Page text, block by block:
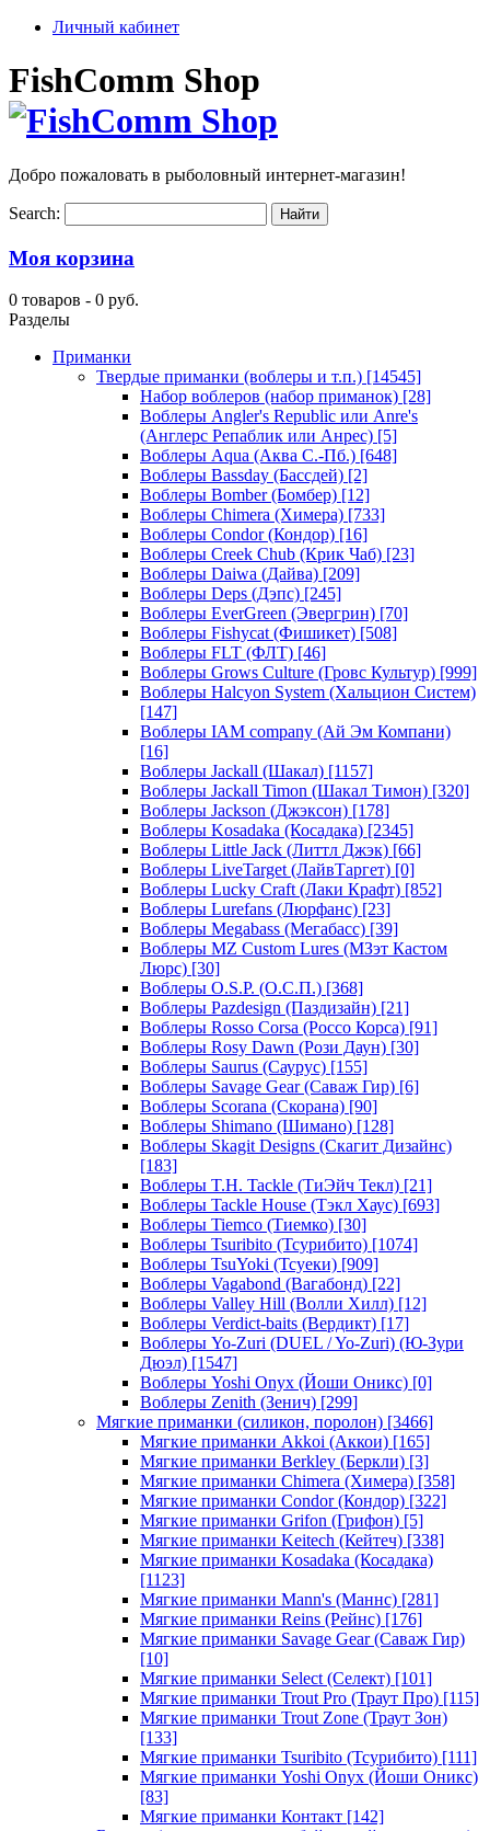
Личный кабинет
FishComm Shop
Добро пожаловать в рыболовный интернет-магазин!
Search:
Моя корзина
0 товаров - 0 руб.
Разделы
Приманки
Твердые приманки (воблеры и т.п.) [14545]
Набор воблеров (набор приманок) [28]
Воблеры Angler's Republic или Anre's
(Англерс Репаблик или Анрес) [5]
Воблеры Aqua (Аква С.-Пб.) [648]
Воблеры Bassday (Бассдей) [2]
Воблеры Bomber (Бомбер) [12]
Воблеры Chimera (Химера) [733]
Воблеры Condor (Кондор) [16]
Воблеры Creek Chub (Крик Чаб) [23]
Воблеры Daiwa (Дайва) [209]
Воблеры Deps (Дэпс) [245]
Воблеры EverGreen (Эвергрин) [70]
Воблеры Fishycat (Фишикет) [508]
Воблеры FLT (ФЛТ) [46]
Воблеры Grows Culture (Гровс Культур) [999]
Воблеры Halcyon System (Хальцион Систем)
[147]
Воблеры IAM company (Ай Эм Компани)
[16]
Воблеры Jackall (Шакал) [1157]
Воблеры Jackall Timon (Шакал Тимон) [320]
Воблеры Jackson (Джэксон) [178]
Воблеры Kosadaka (Косадака) [2345]
Воблеры Little Jack (Литтл Джэк) [66]
Воблеры LiveTarget (ЛайвТаргет) [0]
Воблеры Lucky Craft (Лаки Крафт) [852]
Воблеры Lurefans (Люрфанс) [23]
Воблеры Megabass (Мегабасс) [39]
Воблеры MZ Custom Lures (МЗэт Кастом
Люрс) [30]
Воблеры O.S.P. (О.С.П.) [368]
Воблеры Pazdesign (Паздизайн) [21]
Воблеры Rosso Corsa (Россо Корса) [91]
Воблеры Rosy Dawn (Рози Даун) [30]
Воблеры Saurus (Саурус) [155]
Воблеры Savage Gear (Саваж Гир) [6]
Воблеры Scorana (Скорана) [90]
Воблеры Shimano (Шимано) [128]
Воблеры Skagit Designs (Скагит Дизайнс)
[183]
Воблеры T.H. Tackle (ТиЭйч Текл) [21]
Воблеры Tackle House (Тэкл Хаус) [693]
Воблеры Tiemco (Тиемко) [30]
Воблеры Tsuribito (Тсурибито) [1074]
Воблеры TsuYoki (Тсуеки) [909]
Воблеры Vagabond (Вагабонд) [22]
Воблеры Valley Hill (Волли Хилл) [12]
Воблеры Verdict-baits (Вердикт) [17]
Воблеры Yo-Zuri (DUEL / Yo-Zuri) (Ю-Зури
Дюэл) [1547]
Воблеры Yoshi Onyx (Йоши Оникс) [0]
Воблеры Zenith (Зенич) [299]
Мягкие приманки (силикон, поролон) [3466]
Мягкие приманки Akkoi (Аккои) [165]
Мягкие приманки Berkley (Беркли) [3]
Мягкие приманки Chimera (Химера) [358]
Мягкие приманки Condor (Кондор) [322]
Мягкие приманки Grifon (Грифон) [5]
Мягкие приманки Keitech (Кейтеч) [338]
Мягкие приманки Kosadaka (Косадака)
[1123]
Мягкие приманки Mann's (Маннс) [281]
Мягкие приманки Reins (Рейнс) [176]
Мягкие приманки Savage Gear (Саваж Гир)
[10]
Мягкие приманки Select (Селект) [101]
Мягкие приманки Trout Pro (Траут Про) [115]
Мягкие приманки Trout Zone (Траут Зон)
[133]
Мягкие приманки Tsuribito (Тсурибито) [111]
Мягкие приманки Yoshi Onyx (Йоши Оникс)
[83]
Мягкие приманки Контакт [142]